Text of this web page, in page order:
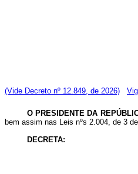
(Vide Decreto nº 12.849, de 2026)
O PRESIDENTE DA
bem assim nas Leis nºs 2.004, de 3
DECRETA: